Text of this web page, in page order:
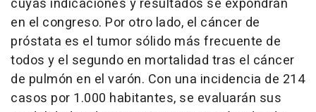
cuyas indicaciones y resultados se expondrán
en el congreso. Por otro lado, el cáncer de
próstata es el tumor sólido más frecuente de
todos y el segundo en mortalidad tras el cáncer
de pulmón en el varón. Con una incidencia de 214
casos por 1.000 habitantes, se evaluarán sus